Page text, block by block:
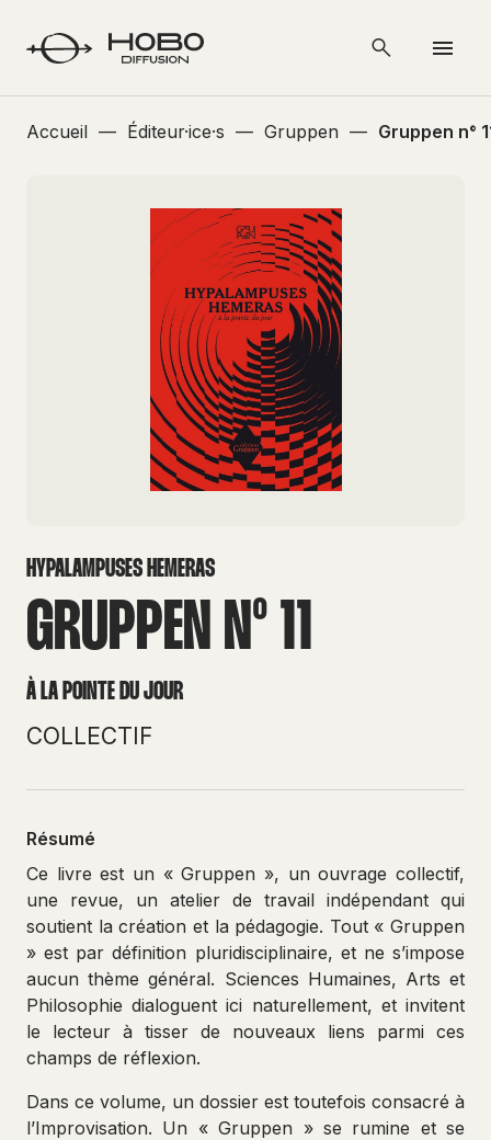
Accueil — Éditeur·ice·s — Gruppen — Gruppen n°
HYPALAMPUSES HEMERAS
GRUPPEN N° 11
À LA POINTE DU JOUR
COLLECTIF
Résumé
Ce livre est un « Gruppen », un ouvrage collectif,
une revue, un atelier de travail indépendant qui
soutient la création et la pédagogie. Tout « Gruppen
» est par définition pluridisciplinaire, et ne s’impose
aucun thème général. Sciences Humaines, Arts et
Philosophie dialoguent ici naturellement, et invitent
le lecteur à tisser de nouveaux liens parmi ces
champs de réflexion.
Dans ce volume, un dossier est toutefois consacré à
l’Improvisation. Un « Gruppen » se rumine et se